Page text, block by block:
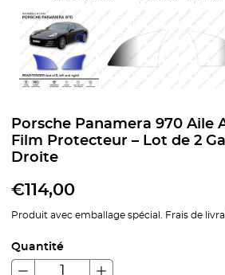
Porsche Panamera 970 Aile
Film Protecteur – Lot de 2
Droite
€114,00
Produit avec emballage spécial. Frais de
Quantité